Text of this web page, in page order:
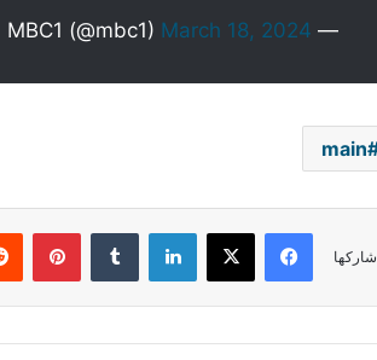
— MBC1 (@mbc1)
March 18, 2024
main
شاركها
فيسبوك ‫X لينكدإن